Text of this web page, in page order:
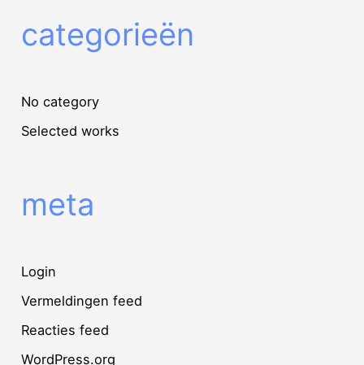
categorieën
No category
Selected works
meta
Login
Vermeldingen feed
Reacties feed
WordPress.org